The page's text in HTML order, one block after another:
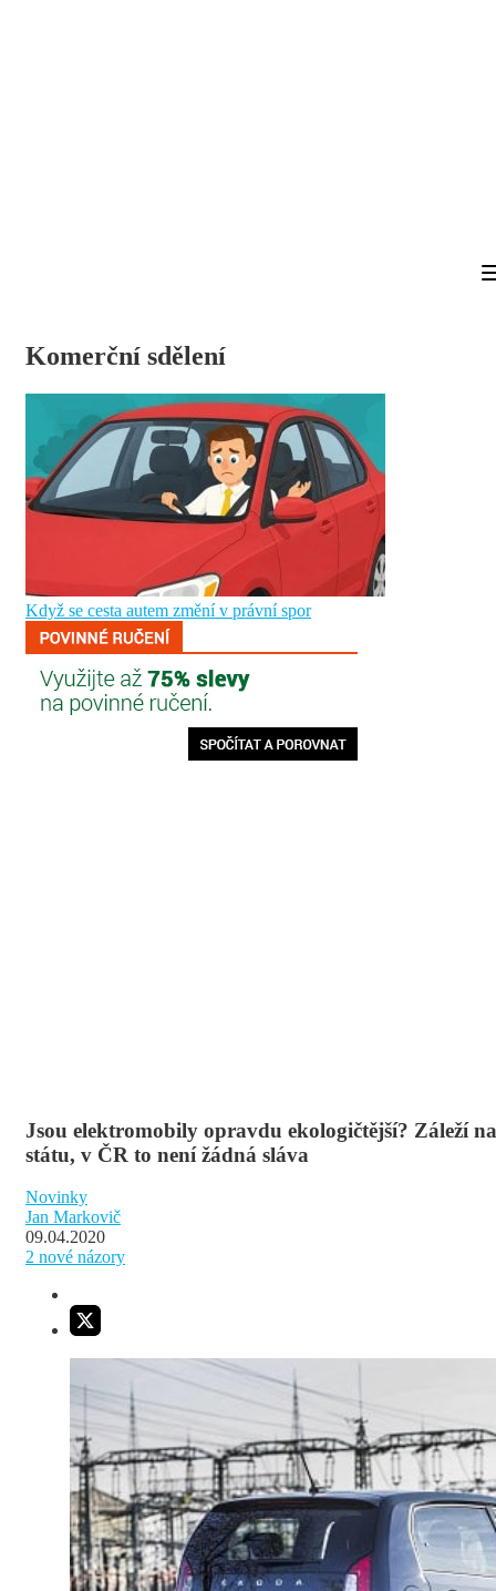
Jsou elektromobily opravdu ekologičtější? Záleží na
státu, v ČR to není žádná sláva
Novinky
Jan Markovič
09.04.2020
2 nové názory
Komerční sdělení
Když se cesta autem změní v právní spor